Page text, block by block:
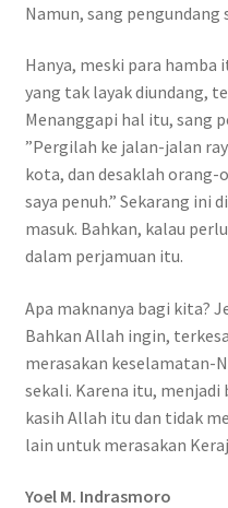
Namun, sang pengundang
Hanya, meski para hamba
yang tak layak diundang,
Menanggapi hal itu, sang
”Pergilah ke jalan-jalan
kota, dan desaklah orang-
saya penuh.” Sekarang ini
masuk. Bahkan, kalau
dalam perjamuan itu.
Apa maknanya bagi kita?
Bahkan Allah ingin,
merasakan keselamatan-
sekali. Karena itu,
kasih Allah itu dan tidak
lain untuk merasakan
Yoel M. Indrasmoro